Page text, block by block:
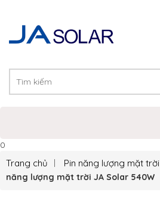
0
Trang chủ Pin năng lượng mặt trời
năng lượng mặt trời JA Solar 540W